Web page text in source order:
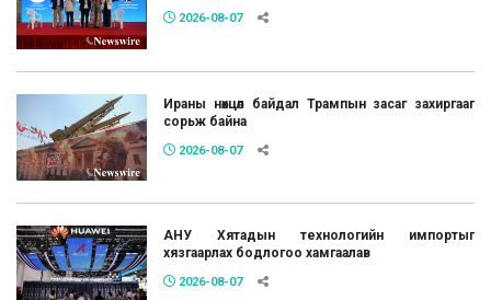
2026-08-07
Ираны нөхцөл байдал Трампын засаг захиргааг
сорьж байна
2026-08-07
АНУ Хятадын технологийн импортыг
хязгаарлах бодлогоо хамгаалав
2026-08-07